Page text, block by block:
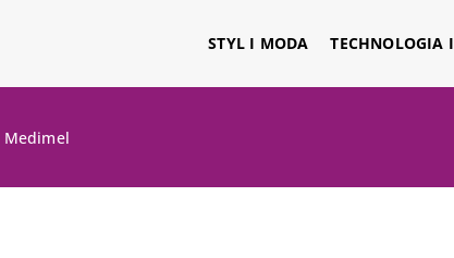
STYL I MODA TECHNOLOGIA
Medimel